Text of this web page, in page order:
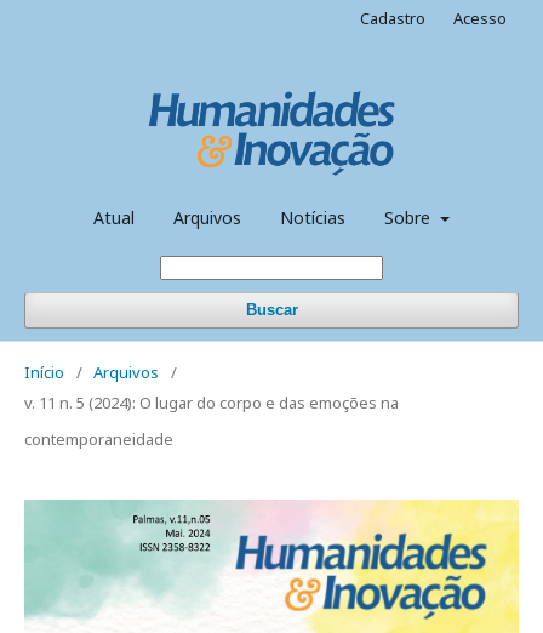
Atual Arquivos Notícias Sobre
Buscar
Cadastro Acesso
Início / Arquivos
/
v. 11 n. 5 (2024): O lugar do corpo e das emoções na
contemporaneidade